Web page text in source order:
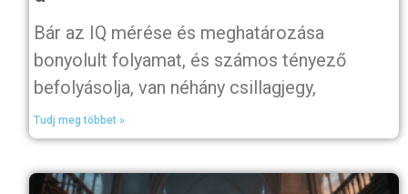
Bár az IQ mérése és meghatározása
bonyolult folyamat, és számos tényező
befolyásolja, van néhány csillagjegy,
Tudj meg többet »